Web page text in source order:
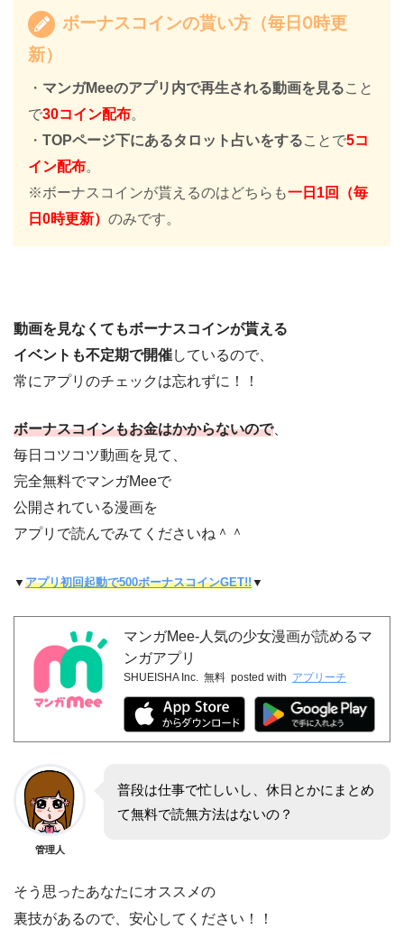
ボーナスコインの貰い方（毎日0時更
新）
・ マンガMeeのアプリ内で再生される動画を見ること
で30コイン配布。
・ TOPページ下にあるタロット占いをすることで5コ
イン配布。
※ボーナスコインが貰えるのはどちらも一日1回（毎
日0時更新） のみです。
動画を見なくてもボーナスコインが貰える
イベントも不定期で開催しているので、
常にアプリのチェックは忘れずに！！
ボーナスコインもお金はかからないので、
毎日コツコツ動画を見て、
完全無料でマンガMeeで
公開されている漫画を
アプリで読んでみてくださいね＾＾
▼ アプリ初回起動で500ボーナスコインGET!!▼
マンガMee-人気の少女漫画が読めるマ
ンガアプリ
SHUEISHA Inc. 無料 posted with アプリーチ
管理人
普段は仕事で忙しいし、休日とかにまとめ
て無料で読無方法はないの？
そう思ったあなたにオススメの
裏技があるので、安心してください！！